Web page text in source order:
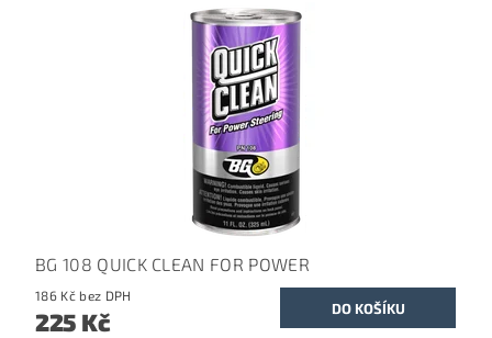
BG 108 QUICK CLEAN FOR POWER
186 Kč bez DPH
225 Kč